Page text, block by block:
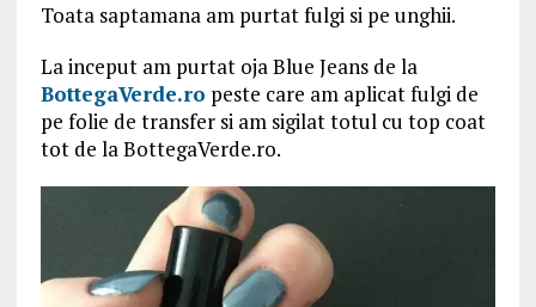
Toata saptamana am purtat fulgi si pe unghii.
La inceput am purtat oja Blue Jeans de la
BottegaVerde.ro peste care am aplicat fulgi de
pe folie de transfer si am sigilat totul cu top coat
tot de la BottegaVerde.ro.